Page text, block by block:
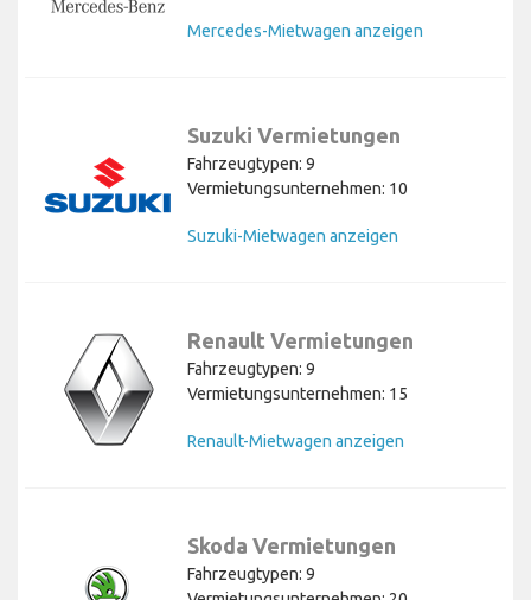
Mercedes-Mietwagen anzeigen
Suzuki Vermietungen
Fahrzeugtypen: 9
Vermietungsunternehmen: 10
Suzuki-Mietwagen anzeigen
Renault Vermietungen
Fahrzeugtypen: 9
Vermietungsunternehmen: 15
Renault-Mietwagen anzeigen
Skoda Vermietungen
Fahrzeugtypen: 9